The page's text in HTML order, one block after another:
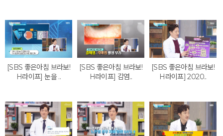
[SBS 좋은아침 브라보!
H라이프] 눈을 ..
[SBS 좋은아침 브라보!
H라이프] 감염..
[SBS 좋은아침 브라보!
H라이프] 2020..